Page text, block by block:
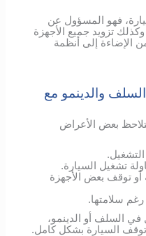
فهو المسؤول عن
وكذلك تزويد جميع الأجهزة
من الإضاءة إلى أنظمة
والدينمو مع
بعض الأعراض
تشغيل السيارة.
أو توقف بعض الأجهزة
رغم سلامتها.
السلف أو الدينمو،
توقف السيارة بشكل كامل.